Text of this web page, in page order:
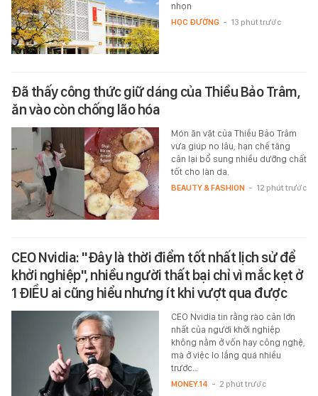
nhọn
HỌC ĐƯỜNG - 13 phút trước
Đã thấy công thức giữ dáng của Thiều Bảo Trâm,
ăn vào còn chống lão hóa
Món ăn vặt của Thiều Bảo Trâm
vừa giúp no lâu, hạn chế tăng
cân lại bổ sung nhiều dưỡng chất
tốt cho làn da.
BEAUTY & FASHION - 12 phút trước
CEO Nvidia: "Đây là thời điểm tốt nhất lịch sử để
khởi nghiệp", nhiều người thất bại chỉ vì mắc kẹt ở
1 ĐIỀU ai cũng hiểu nhưng ít khi vượt qua được
CEO Nvidia tin rằng rào cản lớn
nhất của người khởi nghiệp
không nằm ở vốn hay công nghệ,
mà ở việc lo lắng quá nhiều
trước…
MONEY.14 - 2 phút trước